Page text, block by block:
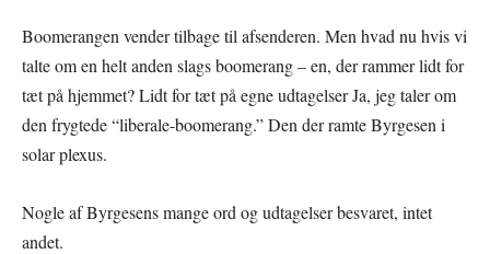
Boomerangen vender tilbage til afsenderen. Men hvad nu hvis vi
talte om en helt anden slags boomerang – en, der rammer lidt for
tæt på hjemmet? Lidt for tæt på egne udtagelser Ja, jeg taler om
den frygtede “liberale-boomerang.” Den der ramte Byrgesen i
solar plexus.
Nogle af Byrgesens mange ord og udtagelser besvaret, intet
andet.